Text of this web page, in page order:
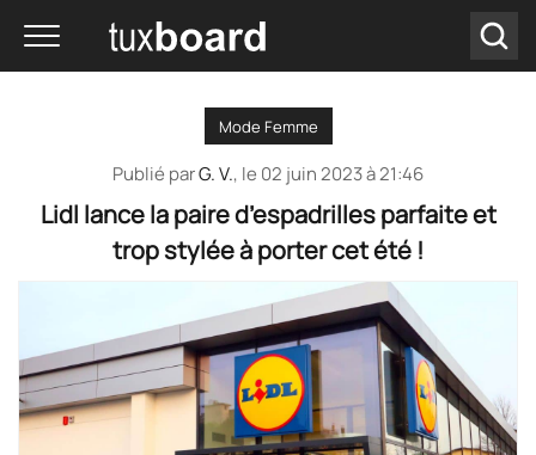
Mode Femme
Publié parG. V., le 02 juin 2023 à 21:46
Lidl lance la paire d’espadrilles parfaite et
trop stylée à porter cet été !